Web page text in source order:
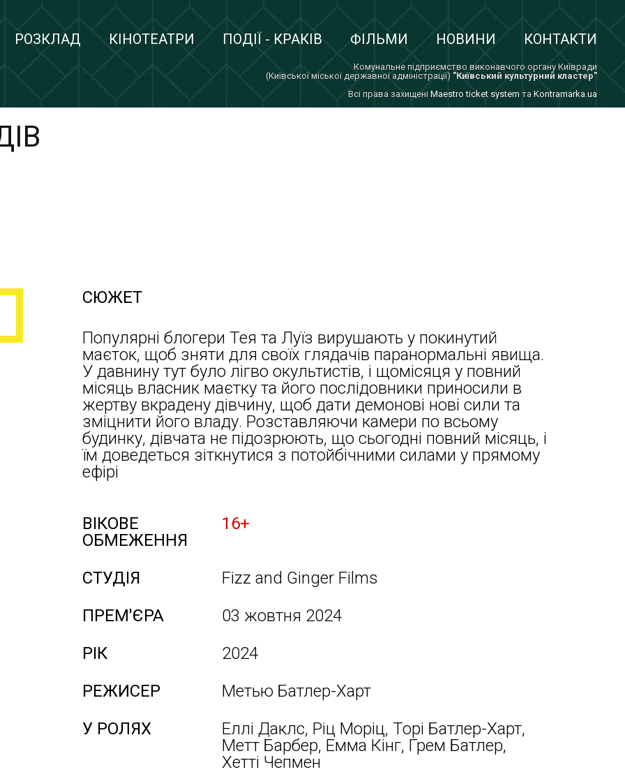
РОЗКЛАД КІНОТЕАТРИ ПОДІЇ - КРАКІВ ФІЛЬМИ НОВИНИ КОНТАКТИ
Комунальне підприємство виконавчого органу Київради
(Київської міської державної адміністрації) "Київський культурний кластер"
Всi права захищенi Maestro ticket system та Kontramarka.ua
СЮЖЕТ
Популярні блогери Тея та Луїз вирушають у покинутий
маєток, щоб зняти для своїх глядачів паранормальні явища.
У давнину тут було лігво окультистів, і щомісяця у повний
місяць власник маєтку та його послідовники приносили в
жертву вкрадену дівчину, щоб дати демонові нові сили та
зміцнити його владу. Розставляючи камери по всьому
будинку, дівчата не підозрюють, що сьогодні повний місяць, і
їм доведеться зіткнутися з потойбічними силами у прямому
ефірі
ВІКОВЕ
ОБМЕЖЕННЯ
16+
СТУДІЯ
Fizz and Ginger Films
ПРЕМ'ЄРА
03 жовтня 2024
РІК
2024
РЕЖИСЕР
Метью Батлер-Харт
У РОЛЯХ
Еллі Даклс, Ріц Моріц, Торі Батлер-Харт,
Метт Барбер, Емма Кінг, Грем Батлер,
Хетті Чепмен